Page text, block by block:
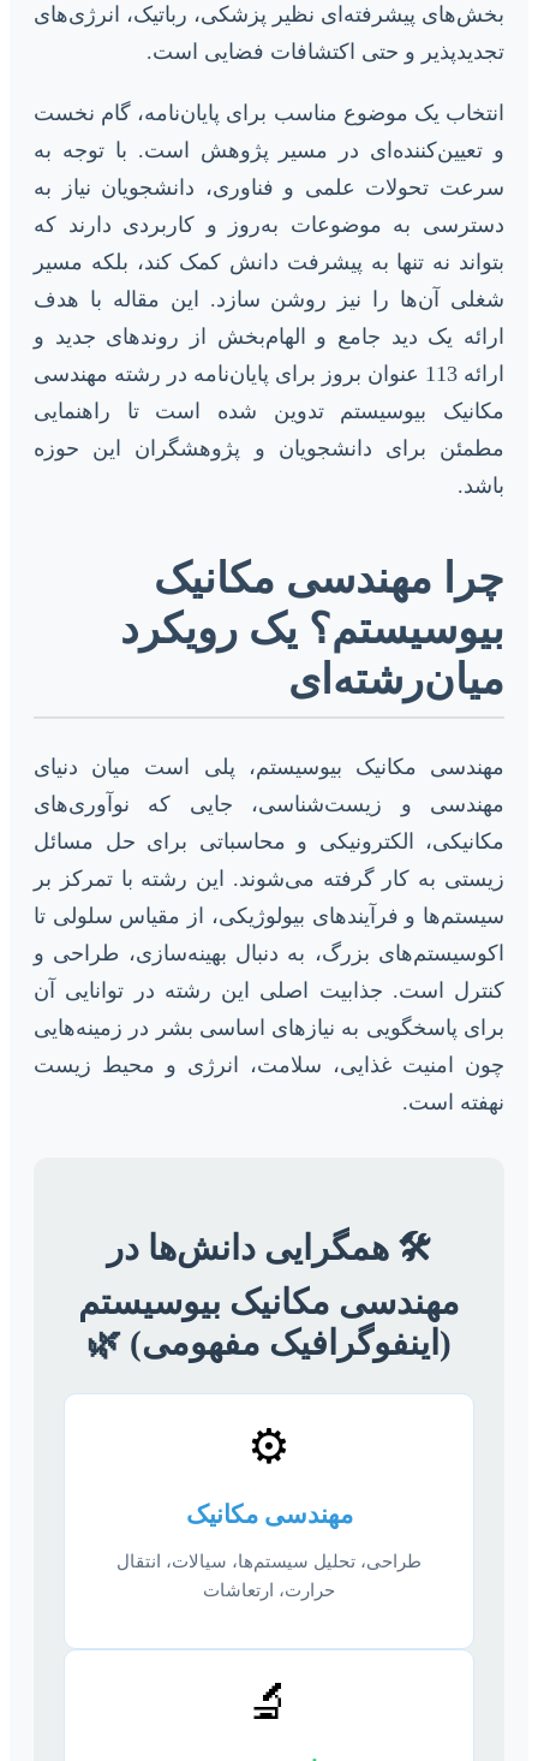
بخش‌های پیشرفته‌ای نظیر پزشکی، رباتیک، انرژی‌های
تجدیدپذیر و حتی اکتشافات فضایی است.
انتخاب یک موضوع مناسب برای پایان‌نامه، گام نخست
و تعیین‌کننده‌ای در مسیر پژوهش است. با توجه به
سرعت تحولات علمی و فناوری، دانشجویان نیاز به
دسترسی به موضوعات به‌روز و کاربردی دارند که
بتواند نه تنها به پیشرفت دانش کمک کند، بلکه مسیر
شغلی آن‌ها را نیز روشن سازد. این مقاله با هدف
ارائه یک دید جامع و الهام‌بخش از روندهای جدید و
ارائه 113 عنوان بروز برای پایان‌نامه در رشته مهندسی
مکانیک بیوسیستم تدوین شده است تا راهنمایی
مطمئن برای دانشجویان و پژوهشگران این حوزه
باشد.
چرا مهندسی مکانیک
بیوسیستم؟ یک رویکرد
میان‌رشته‌ای
مهندسی مکانیک بیوسیستم، پلی است میان دنیای
مهندسی و زیست‌شناسی، جایی که نوآوری‌های
مکانیکی، الکترونیکی و محاسباتی برای حل مسائل
زیستی به کار گرفته می‌شوند. این رشته با تمرکز بر
سیستم‌ها و فرآیندهای بیولوژیکی، از مقیاس سلولی تا
اکوسیستم‌های بزرگ، به دنبال بهینه‌سازی، طراحی و
کنترل است. جذابیت اصلی این رشته در توانایی آن
برای پاسخگویی به نیازهای اساسی بشر در زمینه‌هایی
چون امنیت غذایی، سلامت، انرژی و محیط زیست
نهفته است.
🛠️ همگرایی دانش‌ها در
مهندسی مکانیک بیوسیستم
(اینفوگرافیک مفهومی) 🌿
⚙️
مهندسی مکانیک
طراحی، تحلیل سیستم‌ها، سیالات، انتقال
حرارت، ارتعاشات
🔬